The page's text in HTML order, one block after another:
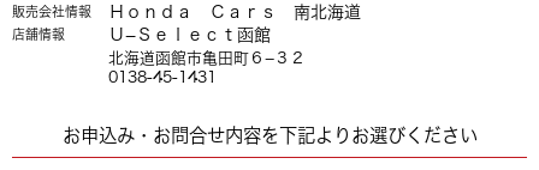
販売会社情報 Ｈｏｎｄａ Ｃａｒｓ 南北海道
店舗情報 Ｕ−Ｓｅｌｅｃｔ函館
北海道函館市亀田町６−３２
0138-45-1431
お申込み・お問合せ内容を下記よりお選びください